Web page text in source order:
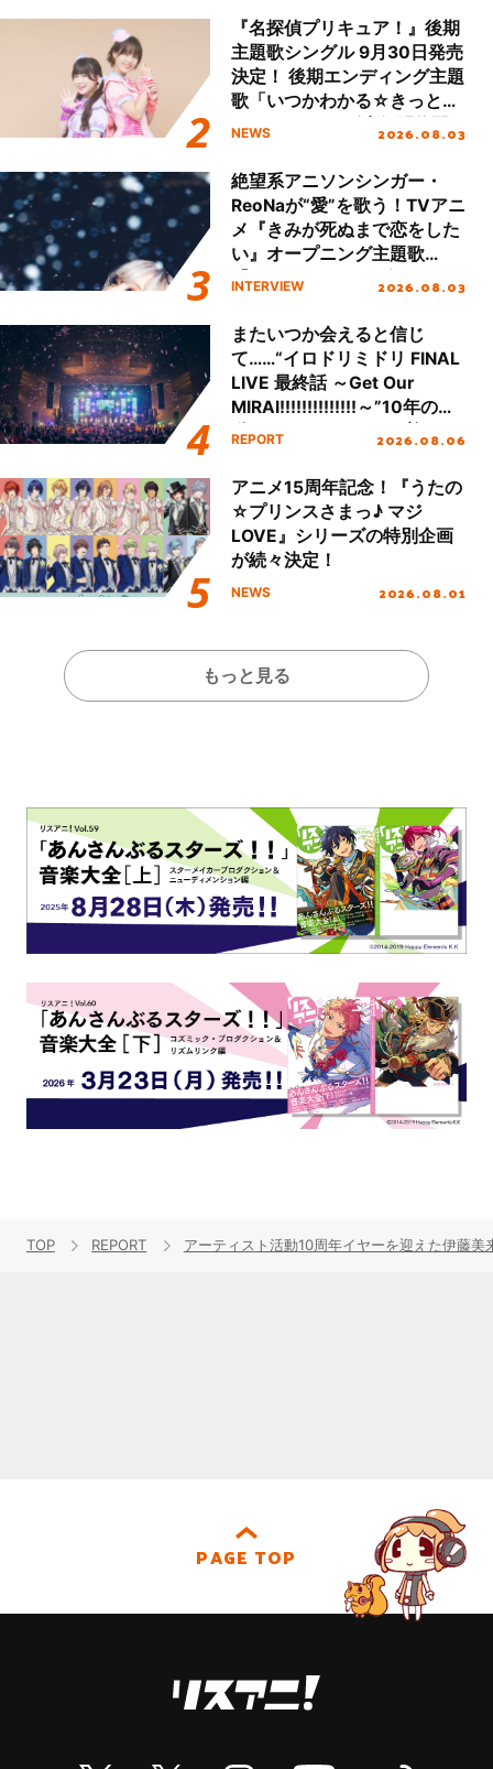
ート!!
『名探偵プリキュア！』後期
主題歌シングル 9月30日発売
決定！ 後期エンディング主題
歌「いつかわかる☆きっとあ
える」TVサイズ先行配信開
NEWS 2026.08.03
絶望系アニソンシンガー・
ReoNaが“愛”を歌う！TVアニ
メ『きみが死ぬまで恋をした
い』オープニング主題歌
「Amore」インタビュー
INTERVIEW 2026.08.03
またいつか会えると信じ
て……“イロドリミドリ FINAL
LIVE 最終話 ～Get Our
MIRAI!!!!!!!!!!!!!!～”10年の活
動を経てファイナルを迎える
REPORT 2026.08.06
アニメ15周年記念！『うたの
☆プリンスさまっ♪ マジ
LOVE』シリーズの特別企画
が続々決定！
NEWS 2026.08.01
もっと見る
TOP REPORT アーティスト活動10周年イヤーを迎えた伊藤
PAGE TOP